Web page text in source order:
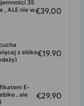
35
, ALE nie w€39.00
z ebike€19.90
E-
, ale
€29.90